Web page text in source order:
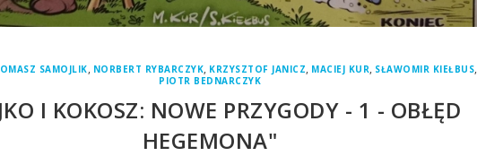
SAMOJLIK, NORBERT RYBARCZYK, KRZYSZTOF JANICZ, MACIEJ KUR, SŁAWOMIR KIEŁBUS,
PIOTR BEDNARCZYK
I KOKOSZ: NOWE PRZYGODY - 1 - OBŁĘD
HEGEMONA"